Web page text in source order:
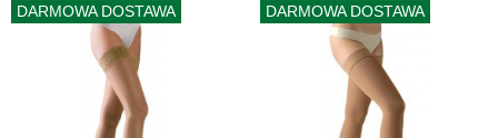
DARMOWA DOSTAWA DARMOWA DOSTAWA